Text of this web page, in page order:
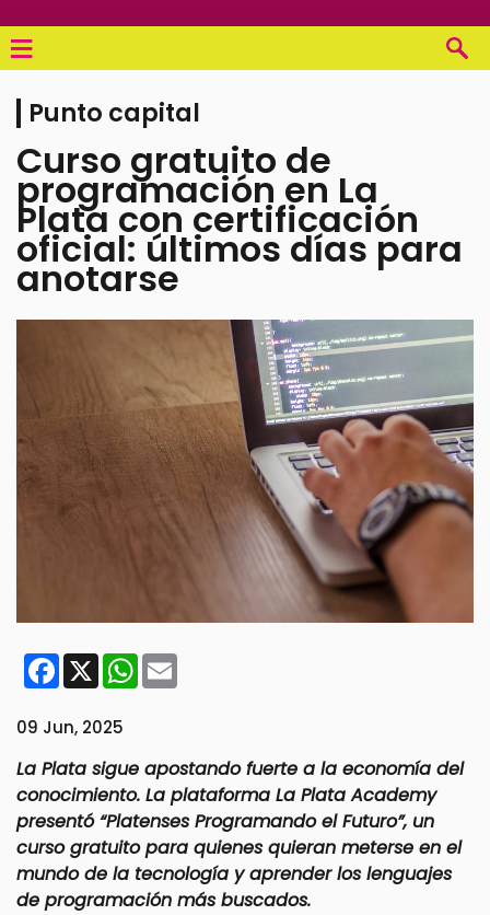
≡
Punto capital
Curso gratuito de
programación en La
Plata con certificación
oficial: últimos días para
anotarse
Facebook
X WhatsApp
Email
09 Jun, 2025
La Plata sigue apostando fuerte a la economía del
conocimiento. La plataforma La Plata Academy
presentó “Platenses Programando el Futuro”, un
curso gratuito para quienes quieran meterse en el
mundo de la tecnología y aprender los lenguajes
de programación más buscados.